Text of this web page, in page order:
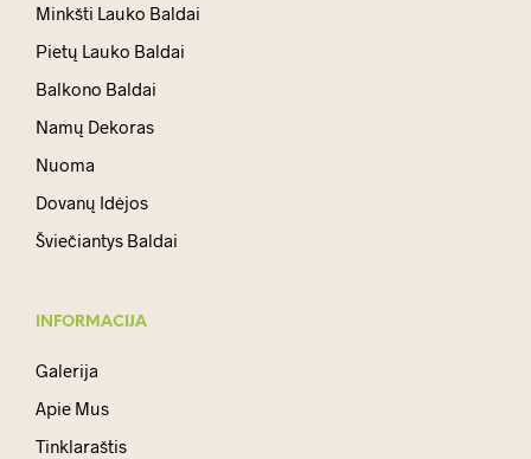
Minkšti Lauko Baldai
Pietų Lauko Baldai
Balkono Baldai
Namų Dekoras
Nuoma
Dovanų Idėjos
Šviečiantys Baldai
INFORMACIJA
Galerija
Apie Mus
Tinklaraštis